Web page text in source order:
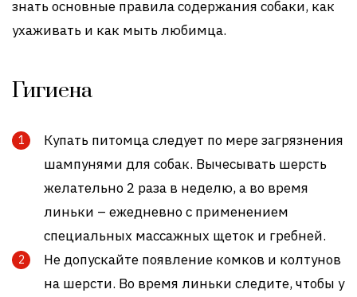
знать основные правила содержания собаки, как
ухаживать и как мыть любимца.
Гигиена
Купать питомца следует по мере загрязнения
шампунями для собак. Вычесывать шерсть
желательно 2 раза в неделю, а во время
линьки – ежедневно с применением
специальных массажных щеток и гребней.
Не допускайте появление комков и колтунов
на шерсти. Во время линьки следите, чтобы у